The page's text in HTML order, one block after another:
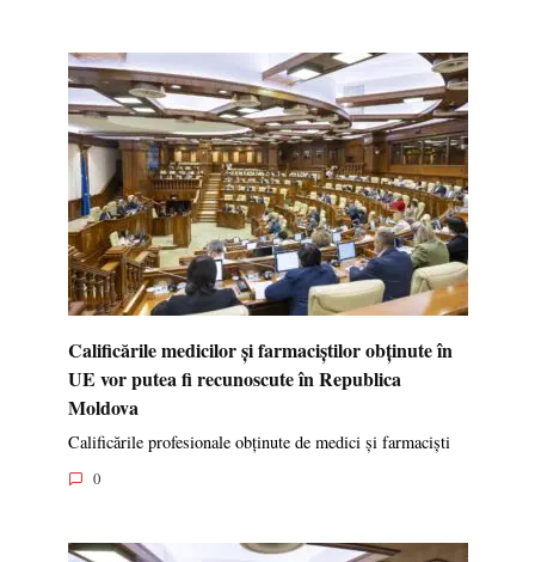
Calificările medicilor și farmaciștilor obținute în
UE vor putea fi recunoscute în Republica
Moldova
Calificările profesionale obținute de medici și farmaciști
0